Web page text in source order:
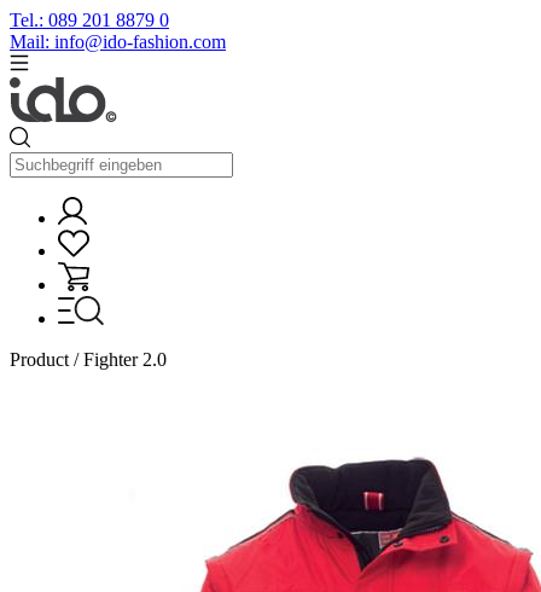
Tel.: 089 201 8879 0
Mail: info@ido-fashion.com
Product / Fighter 2.0